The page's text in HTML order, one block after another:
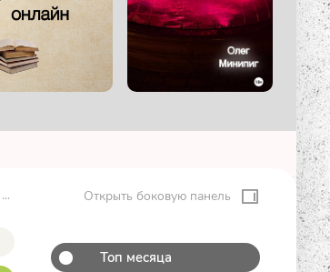
Открыть боковую панель
Топ месяца